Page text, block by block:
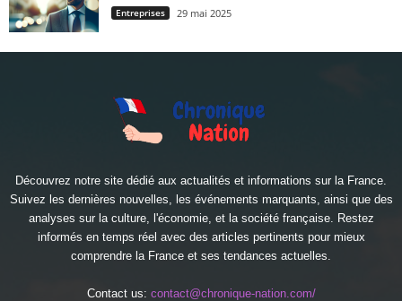
Entreprises 29 mai 2025
Découvrez notre site dédié aux actualités et informations sur la France.
Suivez les dernières nouvelles, les événements marquants, ainsi que des
analyses sur la culture, l'économie, et la société française. Restez
informés en temps réel avec des articles pertinents pour mieux
comprendre la France et ses tendances actuelles.
Contact us: contact@chronique-nation.com/